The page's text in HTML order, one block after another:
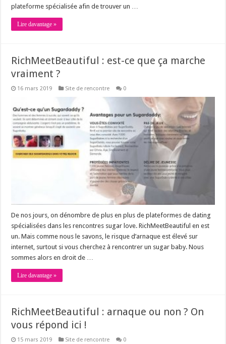
plateforme spécialisée afin de trouver un …
Lire davantage »
RichMeetBeautiful : est-ce que ça marche
vraiment ?
16 mars 2019 Site de rencontre 0
De nos jours, on dénombre de plus en plus de plateformes de dating
spécialisées dans les rencontres sugar love. RichMeetBeautiful en est
un. Mais comme nous le savons, le risque d’arnaque est élevé sur
internet, surtout si vous cherchez à rencontrer un sugar baby. Nous
sommes alors en droit de …
Lire davantage »
RichMeetBeautiful : arnaque ou non ? On
vous répond ici !
15 mars 2019 Site de rencontre 0